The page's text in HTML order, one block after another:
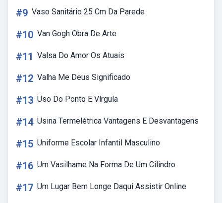
#9 Vaso Sanitário 25 Cm Da Parede
#10 Van Gogh Obra De Arte
#11 Valsa Do Amor Os Atuais
#12 Valha Me Deus Significado
#13 Uso Do Ponto E Vírgula
#14 Usina Termelétrica Vantagens E Desvantagens
#15 Uniforme Escolar Infantil Masculino
#16 Um Vasilhame Na Forma De Um Cilindro
#17 Um Lugar Bem Longe Daqui Assistir Online